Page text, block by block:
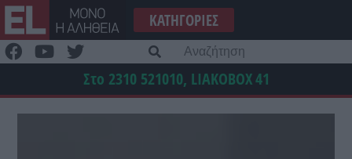
Μετάβαση
στο
περιεχόμενο
ΚΑΤΗΓΟΡΊΕΣ
Στο 2310 521010, LIAKOBOX41